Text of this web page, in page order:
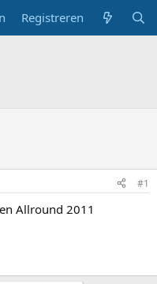
Registreren
#1
Allround 2011